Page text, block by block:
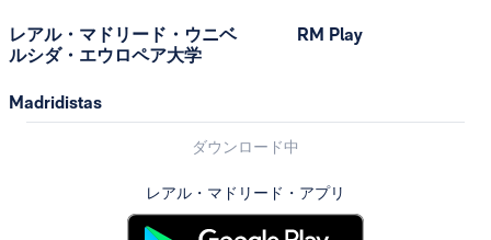
レアル・マドリード・ウニベ
ルシダ・エウロペア大学
Madridistas
RM Play
ダウンロード中
レアル・マドリード・アプリ